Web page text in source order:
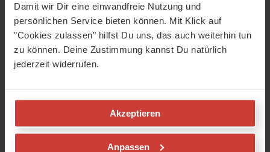
Damit wir Dir eine einwandfreie Nutzung und
persönlichen Service bieten können. Mit Klick auf
"Cookies zulassen" hilfst Du uns, das auch weiterhin tun
zu können. Deine Zustimmung kannst Du natürlich
jederzeit widerrufen.
Akzeptieren
Anpassen
Wie du als Mama mit Baby Yoga nach der Geburt zu mehr
Stärke, Entspannung und Gelassenheit findest. Alles über
richtige Atmung und die besten Entspannungsübungen für
dich und dein Kind.
Beckenbodentraining mit Yoga:
Der Schatz im Schoß